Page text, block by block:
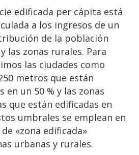
edificada per cápita está
a los ingresos de un
de la población
las zonas rurales. Para
las ciudades como
metros que están
en un 50 % y las zonas
que están edificadas en
umbrales se emplean en
«zona edificada»
urbanas y rurales.